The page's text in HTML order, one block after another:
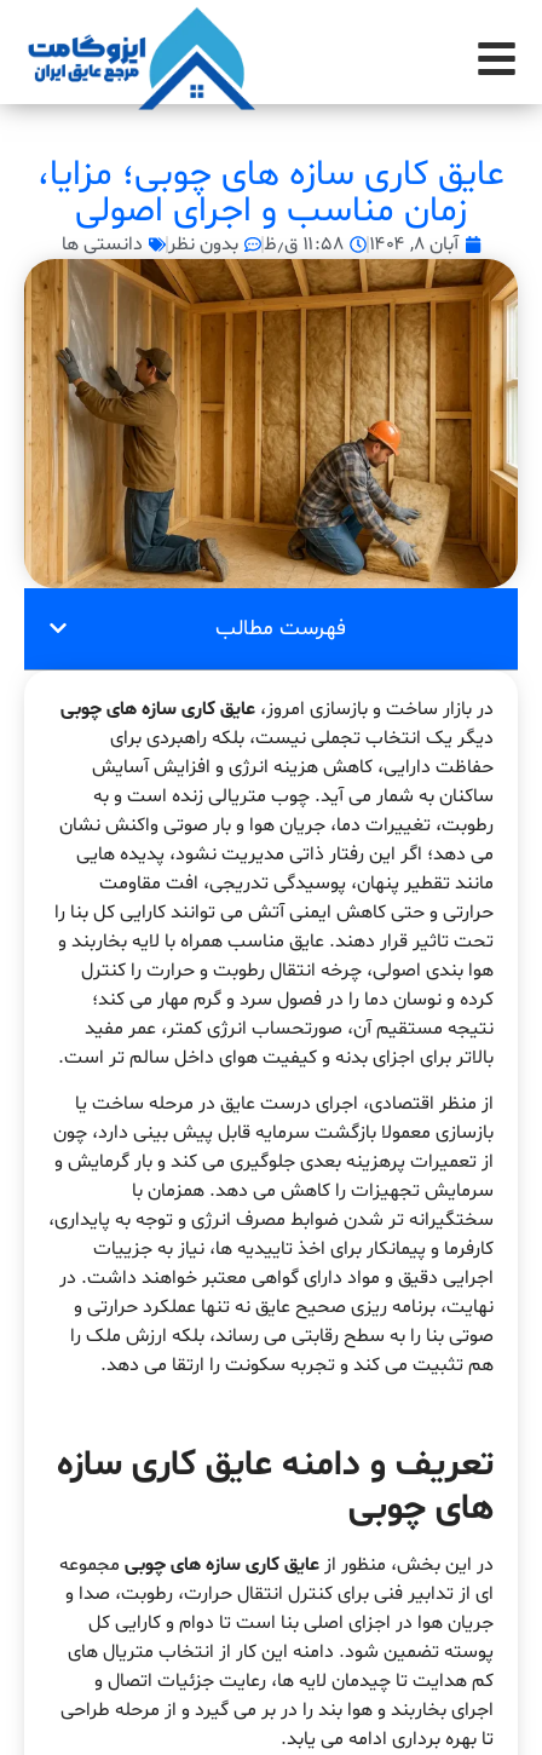
عایق کاری سازه های چوبی؛ مزایا،
زمان مناسب و اجرای اصولی
آبان ۸, ۱۴۰۴ ۱۱:۵۸ ق٫ظ بدون نظر دانستی ها
فهرست مطالب
در بازار ساخت و بازسازی امروز، عایق کاری سازه های چوبی
دیگر یک انتخاب تجملی نیست، بلکه راهبردی برای
حفاظت دارایی، کاهش هزینه انرژی و افزایش آسایش
ساکنان به شمار می آید. چوب متریالی زنده است و به
رطوبت، تغییرات دما، جریان هوا و بار صوتی واکنش نشان
می دهد؛ اگر این رفتار ذاتی مدیریت نشود، پدیده هایی
مانند تقطیر پنهان، پوسیدگی تدریجی، افت مقاومت
حرارتی و حتی کاهش ایمنی آتش می توانند کارایی کل بنا را
تحت تاثیر قرار دهند. عایق مناسب همراه با لایه بخاربند و
هوا بندی اصولی، چرخه انتقال رطوبت و حرارت را کنترل
کرده و نوسان دما را در فصول سرد و گرم مهار می کند؛
نتیجه مستقیم آن، صورتحساب انرژی کمتر، عمر مفید
بالاتر برای اجزای بدنه و کیفیت هوای داخل سالم تر است.
از منظر اقتصادی، اجرای درست عایق در مرحله ساخت یا
بازسازی معمولا بازگشت سرمایه قابل پیش بینی دارد، چون
از تعمیرات پرهزینه بعدی جلوگیری می کند و بار گرمایش و
سرمایش تجهیزات را کاهش می دهد. همزمان با
سختگیرانه تر شدن ضوابط مصرف انرژی و توجه به پایداری،
کارفرما و پیمانکار برای اخذ تاییدیه ها، نیاز به جزییات
اجرایی دقیق و مواد دارای گواهی معتبر خواهند داشت. در
نهایت، برنامه ریزی صحیح عایق نه تنها عملکرد حرارتی و
صوتی بنا را به سطح رقابتی می رساند، بلکه ارزش ملک را
هم تثبیت می کند و تجربه سکونت را ارتقا می دهد.
تعریف و دامنه عایق کاری سازه
های چوبی
در این بخش، منظور از عایق کاری سازه های چوبی مجموعه
ای از تدابیر فنی برای کنترل انتقال حرارت، رطوبت، صدا و
جریان هوا در اجزای اصلی بنا است تا دوام و کارایی کل
پوسته تضمین شود. دامنه این کار از انتخاب متریال های
کم هدایت تا چیدمان لایه ها، رعایت جزئیات اتصال و
اجرای بخاربند و هوا بند را در بر می گیرد و از مرحله طراحی
تا بهره برداری ادامه می یابد.